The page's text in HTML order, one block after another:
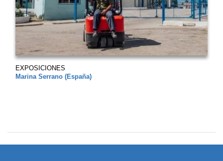
EXPOSICIONES
Marina Serrano (España)